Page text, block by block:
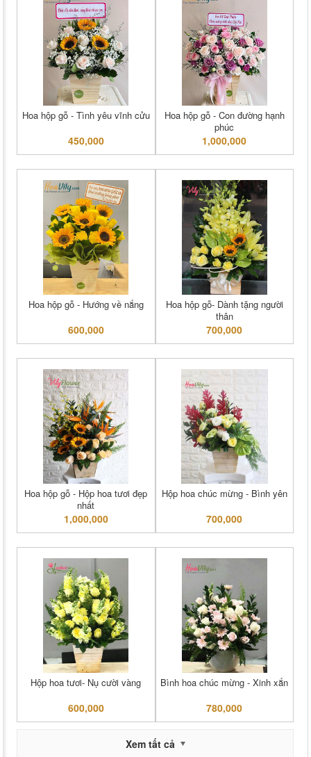
Hoa hộp gỗ - Tình yêu vĩnh cửu
450,000
Hoa hộp gỗ - Con đường hạnh
phúc
1,000,000
Hoa hộp gỗ - Hướng về nắng
600,000
Hoa hộp gỗ- Dành tặng người
thân
700,000
Hoa hộp gỗ - Hộp hoa tươi đẹp
nhất
1,000,000
Hộp hoa chúc mừng - Bình yên
700,000
Hộp hoa tươi- Nụ cười vàng
600,000
Bình hoa chúc mừng - Xinh xắn
780,000
Xem tất cả